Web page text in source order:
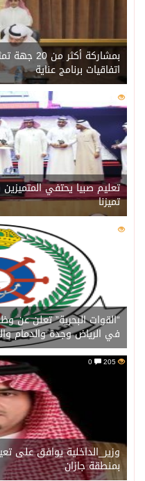
بمشاركة
اتفاقيات برنامج عناية
214
تعليم صبيا يحتفي
تميزنا
206
“القوات البحرية” تعلن عن
في الرياض وجدة والدمام
205
وزير_الداخلية يوافق على
بمنطقة جازان